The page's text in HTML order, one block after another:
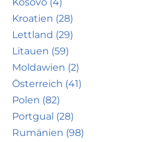
Kroatien (28)
Lettland (29)
Litauen (59)
Moldawien (2)
Österreich (41)
Polen (82)
Portgual (28)
Rumänien (98)